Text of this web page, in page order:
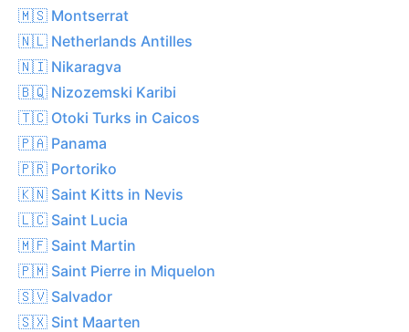
🇲🇸 Montserrat
🇳🇱 Netherlands Antilles
🇳🇮 Nikaragva
🇧🇶 Nizozemski Karibi
🇹🇨 Otoki Turks in Caicos
🇵🇦 Panama
🇵🇷 Portoriko
🇰🇳 Saint Kitts in Nevis
🇱🇨 Saint Lucia
🇲🇫 Saint Martin
🇵🇲 Saint Pierre in Miquelon
🇸🇻 Salvador
🇸🇽 Sint Maarten